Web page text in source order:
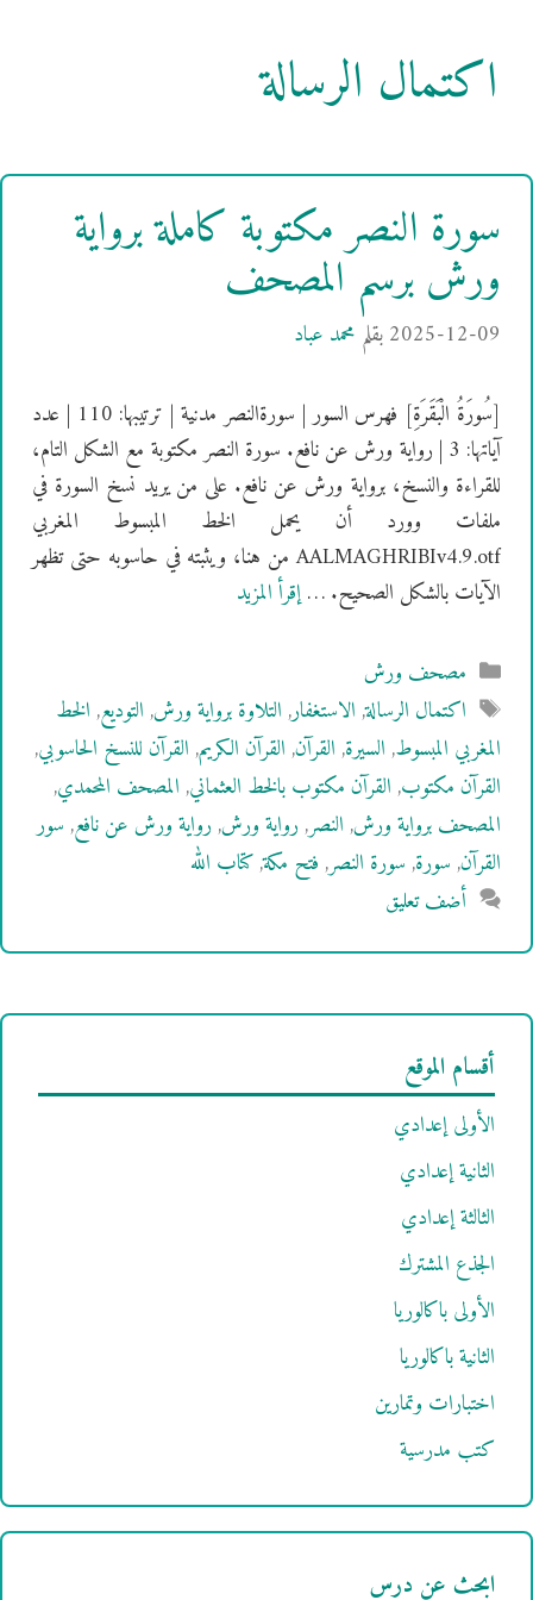
اكتمال الرسالة
سورة النصر مكتوبة كاملة برواية
ورش برسم المصحف
2025-12-09بقلم محمد عباد
[سُورَةُ الْبَقَرَةِ] فهرس السور | سورةالنصر مدنية | ترتيبها: 110 | عدد
آياتها: 3 | رواية ورش عن نافع. سورة النصر مكتوبة مع الشكل التام،
للقراءة والنسخ، برواية ورش عن نافع. على من يريد نسخ السورة في
ملفات وورد أن يحمل الخط المبسوط المغربي
AALMAGHRIBIv4.9.otf من هنا، ويثبته في حاسوبه حتى تظهر
الآيات بالشكل الصحيح. …إقرأ المزيد
التصنيفات
مصحف ورش
الوسوم
اكتمال الرسالة,الاستغفار,التلاوة برواية ورش,التوديع,الخط
المغربي المبسوط,السيرة,القرآن,القرآن الكريم,القرآن للنسخ الحاسوبي,
القرآن مكتوب,القرآن مكتوب بالخط العثماني,المصحف المحمدي,
المصحف برواية ورش,النصر,رواية ورش,رواية ورش عن نافع,سور
القرآن,سورة,سورة النصر,فتح مكة,كتاب الله
أضف تعليق
أقسام الموقع
الأولى إعدادي
الثانية إعدادي
الثالثة إعدادي
الجذع المشترك
الأولى باكالوريا
الثانية باكالوريا
اختبارات وتمارين
كتب مدرسية
ابحث عن درس